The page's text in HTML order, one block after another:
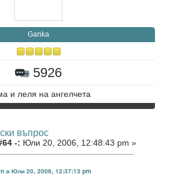
Ganka
5926
и леля на ангелчета
въпрос
-: Юли 20, 2006, 12:48:43 pm »
в Юли 20, 2006, 12:37:13 pm